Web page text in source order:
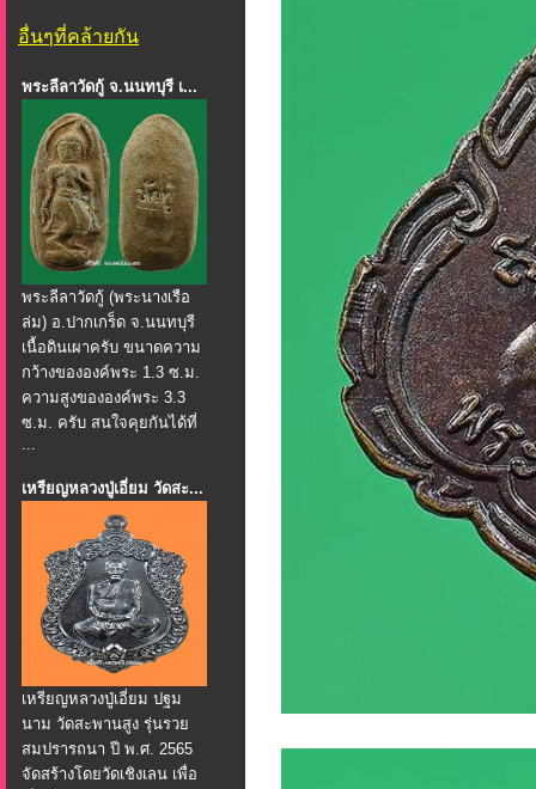
อื่นๆที่คล้ายกัน
พระลีลาวัดกู้ จ.นนทบุรี เ...
พระลีลาวัดกู้ (พระนางเรือ
ล่ม) อ.ปากเกร็ด จ.นนทบุรี
เนื้อดินเผาครับ ขนาดความ
กว้างขององค์พระ 1.3 ซ.ม.
ความสูงขององค์พระ 3.3
ซ.ม. ครับ สนใจคุยกันได้ที่
...
เหรียญหลวงปู่เอี่ยม วัดสะ...
เหรียญหลวงปู่เอี่ยม ปฐม
นาม วัดสะพานสูง รุ่นรวย
สมปรารถนา ปี พ.ศ. 2565
จัดสร้างโดยวัดเชิงเลน เพื่อ